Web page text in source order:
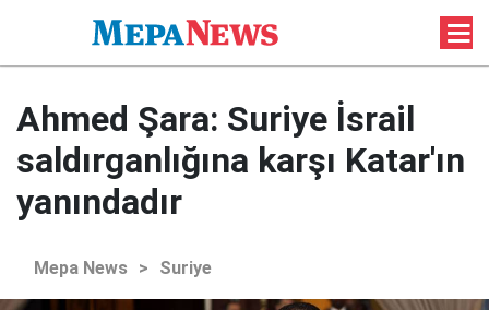
Ahmed Şara: Suriye İsrail
saldırganlığına karşı Katar'ın
yanındadır
Mepa News > Suriye